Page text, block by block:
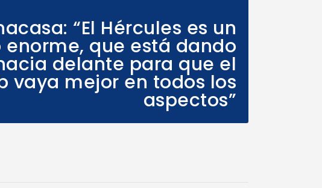
“El Hércules es un
enorme, que está dando
delante para que el
vaya mejor en todos los
aspectos”